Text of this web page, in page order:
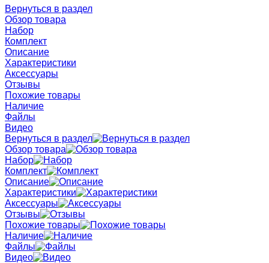
Вернуться в раздел
Обзор товара
Набор
Комплект
Описание
Характеристики
Аксессуары
Отзывы
Похожие товары
Наличие
Файлы
Видео
Вернуться в раздел
Обзор товара
Набор
Комплект
Описание
Характеристики
Аксессуары
Отзывы
Похожие товары
Наличие
Файлы
Видео